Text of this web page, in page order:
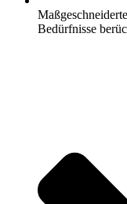
Bedürfnisse